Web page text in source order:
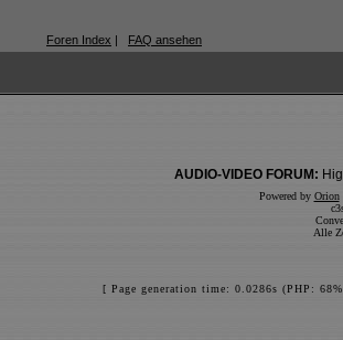
Foren Index | FAQ ansehen
AUDIO-VIDEO FORUM:
Powered by Orion
Alle
[ Page generation time: 0.0286s (PHP: